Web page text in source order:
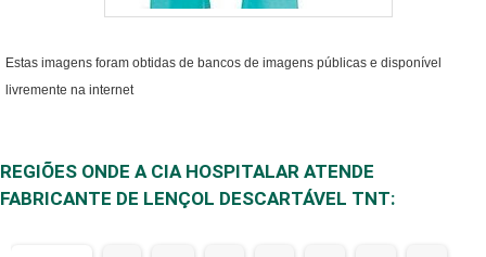
dúvidas e melhor
Estas imagens foram obtidas de bancos de imagens públicas e disponível
livremente na internet
REGIÕES ONDE A CIA HOSPITALAR ATENDE
FABRICANTE DE LENÇOL DESCARTÁVEL TNT: